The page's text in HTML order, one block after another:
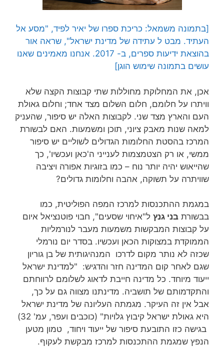
[בתמונה משמאל: כריכת ספרו של יאיר לפיד, "מסע אל
העתיד. מבט ל עתידה של מדינת ישראל", שראה אור
בהוצאת ידיעות ספרים, ב- 2017. אנחנו מאמינים שאנו
עושים בתמונה שימוש הוגן]
אכן, את המחלוקת מחוללות שתי קבוצות הקצה שלא
וויתרו על חלומם, חלום השלום מצד אחד; וחלום גאולת
העם והארץ מצד שני. לקבוצות האלה יש סיפור, שהעניק
למאה שנות מאבק ציוני, תוכן ומשמעות. האם לבשורת
המרכז בהסטת החלומות הגדולים לשוליים יש סיפור
ממשי, או רק הצטמצמות לענייני ה'כאן ועכשיו', כך
שהייאוש יהיה יותר נוח – כמו בזוגיות אפורה ויציבה
שוויתרה על תשוקה, אהבה וחלומות גדולים?
במגמת ההתכנסות למרכז המפה הפוליטית, כמו
בבשורת בני גנץ ל"איחוי שסעים", חבוי פוטנציאל איום
על קבוצות המבקשות משמעות מעבר לנורמליות
הממוקדת במצוקות הכאן ועכשיו. בסדר יום נורמלי
שכזה לא נותר מקום לדרכו המנהיגותית של בן גוריון
שגם לאחר קום המדינה חזר והדגיש: "למדינת ישראל
ייעוד מיוחד. כל מדינה חייבת לדאוג לשלומם לרווחתם
והתקדמותם של תושביה. מדינתנו מצווה גם על כך,
אבל אין זה העיקר. מגמתה העליונה של מדינת ישראל
היא גאולת ישראל קיבוץ גלויות" (כוכבים ועפר, עמ' 32)
בגישה כזו התובעת סיפור של ייעוד ויחוד, טמון מטען
הנפץ שמגמת ההתכנסות למרכז מבקשת לעקוף.